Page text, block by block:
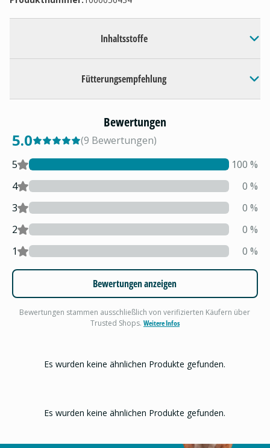
Inhaltsstoffe
Fütterungsempfehlung
Bewertungen
5.0 (9 Bewertungen)
5
100 %
4
0 %
3
0 %
2
0 %
1
0 %
Bewertungen anzeigen
Bewertungen stammen ausschließlich von verifizierten Käufern über
Trusted Shops. Weitere Infos
Es wurden keine ähnlichen Produkte gefunden.
Es wurden keine ähnlichen Produkte gefunden.